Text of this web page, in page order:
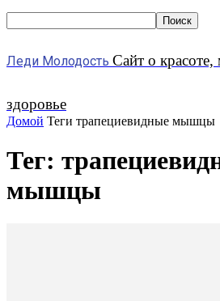
Леди Молодость Сайт о
здоровье
Домой Теги трапециевидные мышцы
Тег:
мышцы